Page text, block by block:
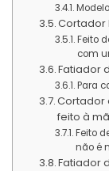
Cortador
Feito
com
Fatiador
Para
Cortador
feito à
Feito
não é
Fatiador